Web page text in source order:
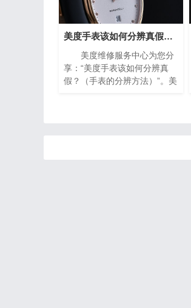
美度手表该如何分辨真假？（手表的分辨方法）
美度维修服务中心为您分
享：“美度手表该如何分辨真
假？（手表的分辨方法）”。美